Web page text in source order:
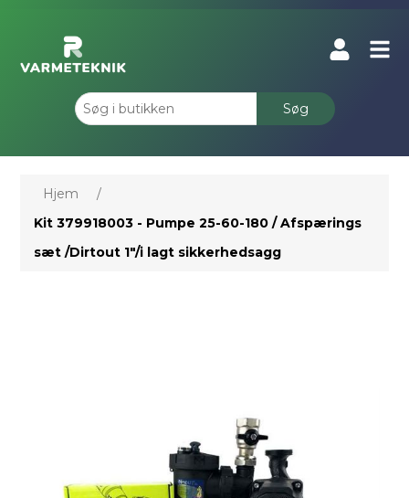
Søg
Hjem
/
Kit 379918003 - Pumpe 25-60-180 / Afspærings
sæt /Dirtout 1"/i lagt sikkerhedsagg